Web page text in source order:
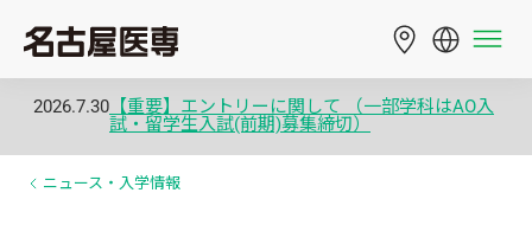
2026.7.30 【重要】エントリーに関して （一部学科はAO入
試・留学生入試(前期)募集締切）
ニュース・入学情報